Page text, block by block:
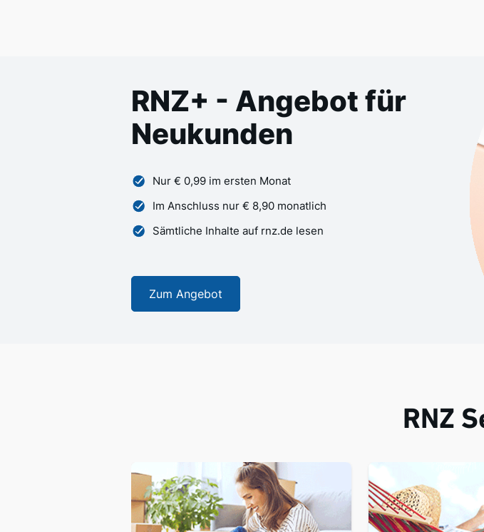
RNZ+ - Angebot für
Neukunden
Nur € 0,99 im ersten Monat
Im Anschluss nur € 8,90 monatlich
Sämtliche Inhalte auf rnz.de lesen
Zum Angebot
RNZ